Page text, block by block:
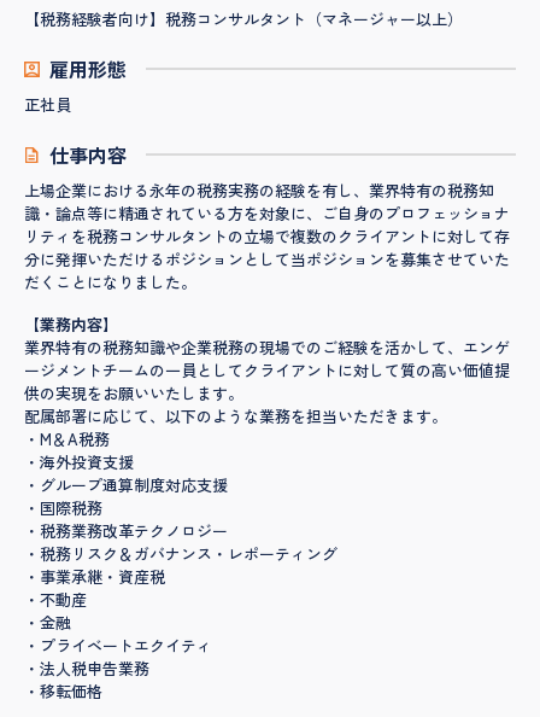
【税務経験者向け】税務コンサルタント（マネージャー以上）
雇用形態
正社員
仕事内容
上場企業における永年の税務実務の経験を有し、業界特有の税務知
識・論点等に精通されている方を対象に、ご自身のプロフェッショナ
リティを税務コンサルタントの立場で複数のクライアントに対して存
分に発揮いただけるポジションとして当ポジションを募集させていた
だくことになりました。
【業務内容】
業界特有の税務知識や企業税務の現場でのご経験を活かして、エンゲ
ージメントチームの一員としてクライアントに対して質の高い価値提
供の実現をお願いいたします。
配属部署に応じて、以下のような業務を担当いただきます。
・M＆A税務
・海外投資支援
・グループ通算制度対応支援
・国際税務
・税務業務改革テクノロジー
・税務リスク＆ガバナンス・レポーティング
・事業承継・資産税
・不動産
・金融
・プライベートエクイティ
・法人税申告業務
・移転価格